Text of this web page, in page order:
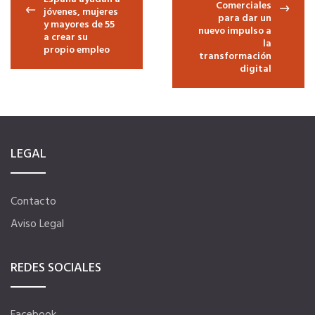
Hoteles
jóvenes, mujeres
y mayores de 55
a crear su
propio empleo
Comerciales
para dar un
nuevo impulso a
la
transformación
digital
LEGAL
Contacto
Aviso Legal
REDES SOCIALES